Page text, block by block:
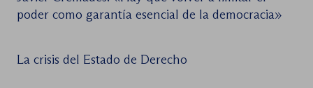
poder como garantía esencial de la democracia»
La crisis del Estado de Derecho